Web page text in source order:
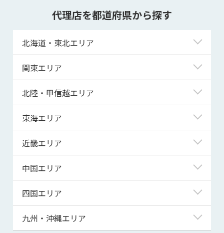
代理店を都道府県から探す
北海道・東北エリア
北海道
青森県
宮城県
秋田県
山形県
関東エリア
東京都
神奈川県
埼玉県
千葉県
茨城県
群馬県
北陸・甲信越エリア
新潟県
富山県
福井県
山梨県
長野県
東海エリア
岐阜県
静岡県
三重県
近畿エリア
滋賀県
京都府
大阪府
中国エリア
鳥取県
島根県
四国エリア
徳島県
九州・沖縄エリア